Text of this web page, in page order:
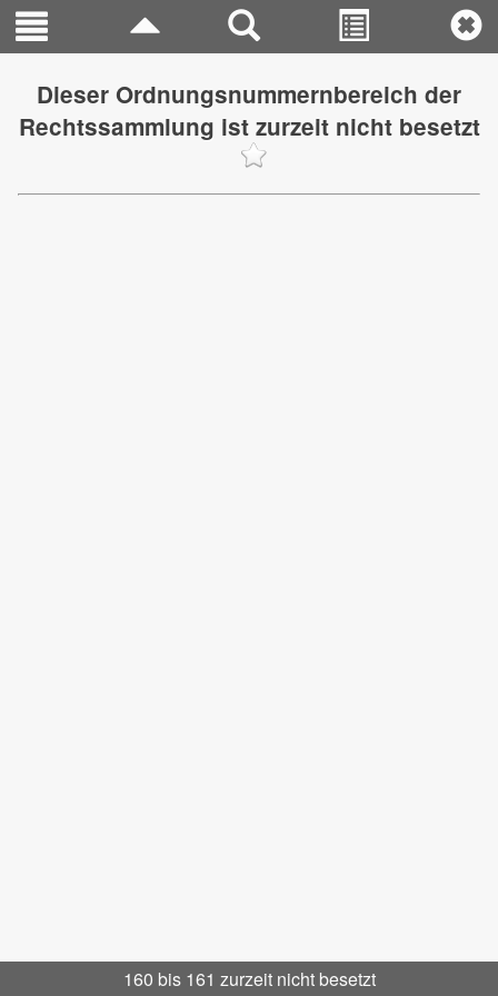
160 bis 161 zurzeit nicht besetzt
Dieser Ordnungsnummernbereich der
Rechtssammlung ist zurzeit nicht besetzt